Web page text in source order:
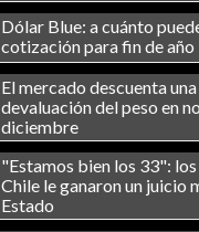
Dólar Blue: a cuánto
cotización para fin de año
El mercado descuenta una
devaluación del peso en
diciembre
"Estamos bien los 33":
Chile le ganaron un juicio
Estado